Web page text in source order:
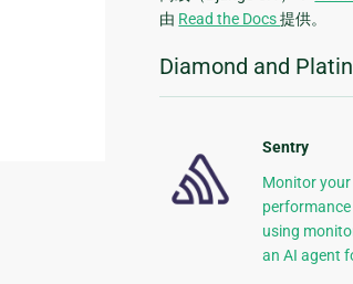
由 Read the Docs提供。
Diamond and
Sentry
Monitor your
using
an AI agent